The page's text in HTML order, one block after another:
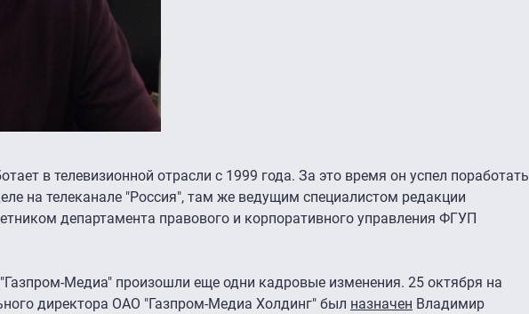
в телевизионной отрасли с 1999 года. За это время он успел поработать
на телеканале "Россия", там же ведущим специалистом редакции
департамента правового и корпоративного управления ФГУП
Медиа" произошли еще одни кадровые изменения. 25 октября на
директора ОАО "Газпром-Медиа Холдинг" был назначен Владимир